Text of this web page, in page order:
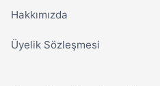
Hakkımızda
Üyelik Sözleşmesi